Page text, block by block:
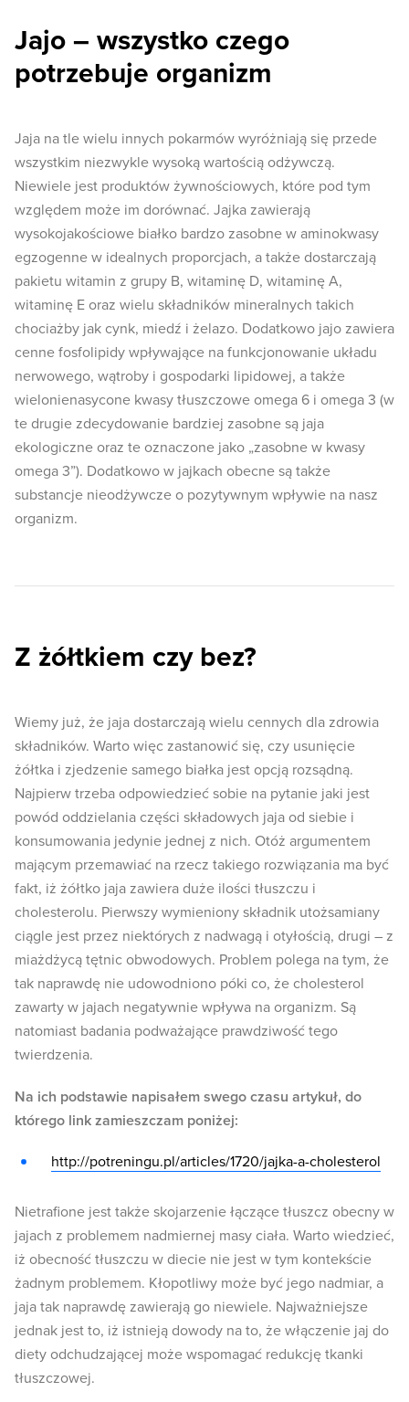
Jajo – wszystko czego
potrzebuje organizm
Jaja na tle wielu innych pokarmów wyróżniają się przede
wszystkim niezwykle wysoką wartością odżywczą.
Niewiele jest produktów żywnościowych, które pod tym
względem może im dorównać. Jajka zawierają
wysokojakościowe białko bardzo zasobne w aminokwasy
egzogenne w idealnych proporcjach, a także dostarczają
pakietu witamin z grupy B, witaminę D, witaminę A,
witaminę E oraz wielu składników mineralnych takich
chociażby jak cynk, miedź i żelazo. Dodatkowo jajo zawiera
cenne fosfolipidy wpływające na funkcjonowanie układu
nerwowego, wątroby i gospodarki lipidowej, a także
wielonienasycone kwasy tłuszczowe omega 6 i omega 3 (w
te drugie zdecydowanie bardziej zasobne są jaja
ekologiczne oraz te oznaczone jako „zasobne w kwasy
omega 3”). Dodatkowo w jajkach obecne są także
substancje nieodżywcze o pozytywnym wpływie na nasz
organizm.
Z żółtkiem czy bez?
Wiemy już, że jaja dostarczają wielu cennych dla zdrowia
składników. Warto więc zastanowić się, czy usunięcie
żółtka i zjedzenie samego białka jest opcją rozsądną.
Najpierw trzeba odpowiedzieć sobie na pytanie jaki jest
powód oddzielania części składowych jaja od siebie i
konsumowania jedynie jednej z nich. Otóż argumentem
mającym przemawiać na rzecz takiego rozwiązania ma być
fakt, iż żółtko jaja zawiera duże ilości tłuszczu i
cholesterolu. Pierwszy wymieniony składnik utożsamiany
ciągle jest przez niektórych z nadwagą i otyłością, drugi – z
miażdżycą tętnic obwodowych. Problem polega na tym, że
tak naprawdę nie udowodniono póki co, że cholesterol
zawarty w jajach negatywnie wpływa na organizm. Są
natomiast badania podważające prawdziwość tego
twierdzenia.
Na ich podstawie napisałem swego czasu artykuł, do
którego link zamieszczam poniżej:
http://potreningu.pl/articles/1720/jajka-a-cholesterol
Nietrafione jest także skojarzenie łączące tłuszcz obecny w
jajach z problemem nadmiernej masy ciała. Warto wiedzieć,
iż obecność tłuszczu w diecie nie jest w tym kontekście
żadnym problemem. Kłopotliwy może być jego nadmiar, a
jaja tak naprawdę zawierają go niewiele. Najważniejsze
jednak jest to, iż istnieją dowody na to, że włączenie jaj do
diety odchudzającej może wspomagać redukcję tkanki
tłuszczowej.